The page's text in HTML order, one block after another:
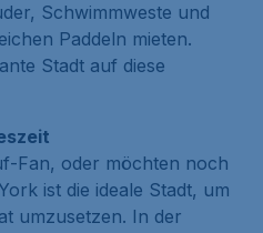
Schwimmweste und
Paddeln mieten.
Stadt auf diese
Fan, oder möchten noch
ist die ideale Stadt, um
umzusetzen. In der